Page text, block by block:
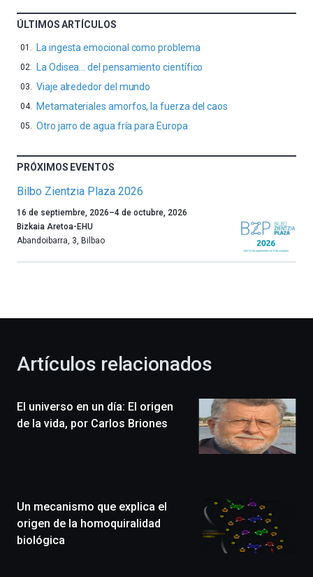
ÚLTIMOS ARTÍCULOS
La ingesta emocional como problema
La Odisea… del pensamiento científico
Viaje alrededor del mundo
Metamateriales amorfos, la fuerza del caos
Otro jarro de agua fría para Europa
PRÓXIMOS EVENTOS
Bilbo Zientzia Plaza 2026
Un
año
más,
celebración
novena
edición
un
festival
que
16 de septiembre, 2026–4 de octubre, 2026
Bizkaia Aretoa-EHU
Abandoibarra, 3, Bilbao
Artículos relacionados
El universo en un día: El origen
de la vida, por Carlos Briones
Un mecanismo que explica el
origen de la homoquiralidad
biológica